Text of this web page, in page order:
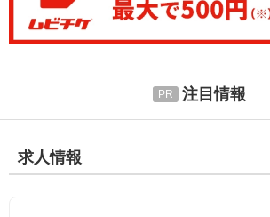
注目情報
求人情報